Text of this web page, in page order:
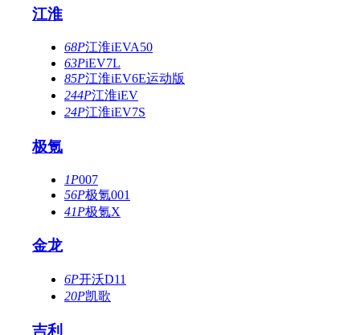
江淮
68P江淮iEVA50
63PiEV7L
85P江淮iEV6E运动版
244P江淮iEV
24P江淮iEV7S
极氪
1P007
56P极氪001
41P极氪X
金龙
6P开沃D11
20P凯歌
吉利